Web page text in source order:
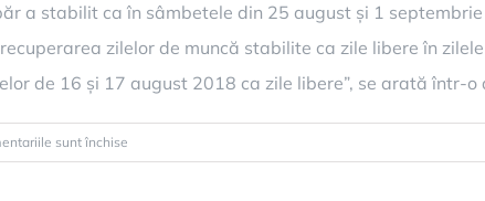
a stabilit ca în sâmbetele din 25 august și 1
zilelor de muncă stabilite ca zile libere în
de 16 și 17 august 2018 ca zile libere”, se arată într-o
sunt închise
Sâmbetele